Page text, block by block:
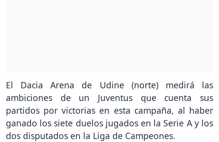
El Dacia Arena de Udine (norte) medirá las
ambiciones de un Juventus que cuenta sus
partidos por victorias en esta campaña, al haber
ganado los siete duelos jugados en la Serie A y los
dos disputados en la Liga de Campeones.